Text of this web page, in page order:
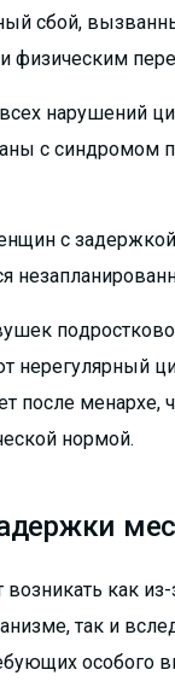
сбой,
физическим
нарушений
с синдромом
с
нерегулярный
после менархе,
нормой.
как
так и
особого